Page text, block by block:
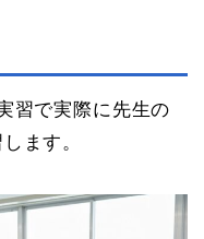
習で実際に先生の
ます。